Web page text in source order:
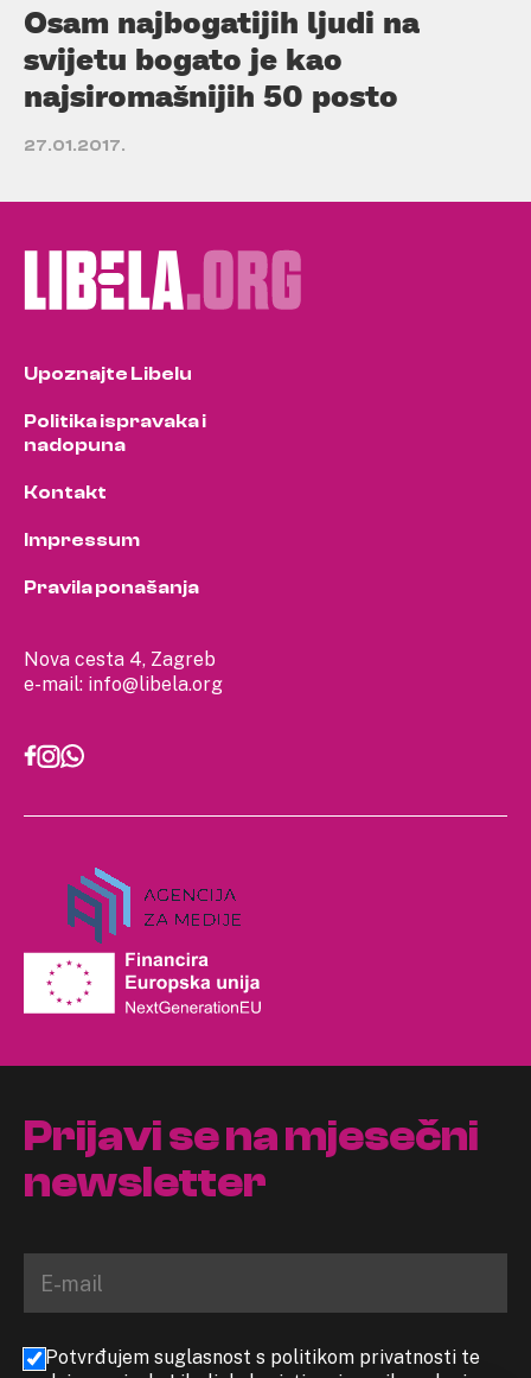
Osam najbogatijih ljudi na
svijetu bogato je kao
najsiromašnijih 50 posto
27.01.2017.
Nova cesta 4, Zagreb
e-mail: info@libela.org
Upoznajte Libelu
Politika ispravaka i
nadopuna
Kontakt
Impressum
Pravila ponašanja
Prijavi se na mjesečni
newsletter
Potvrđujem suglasnost s politikom privatnosti te